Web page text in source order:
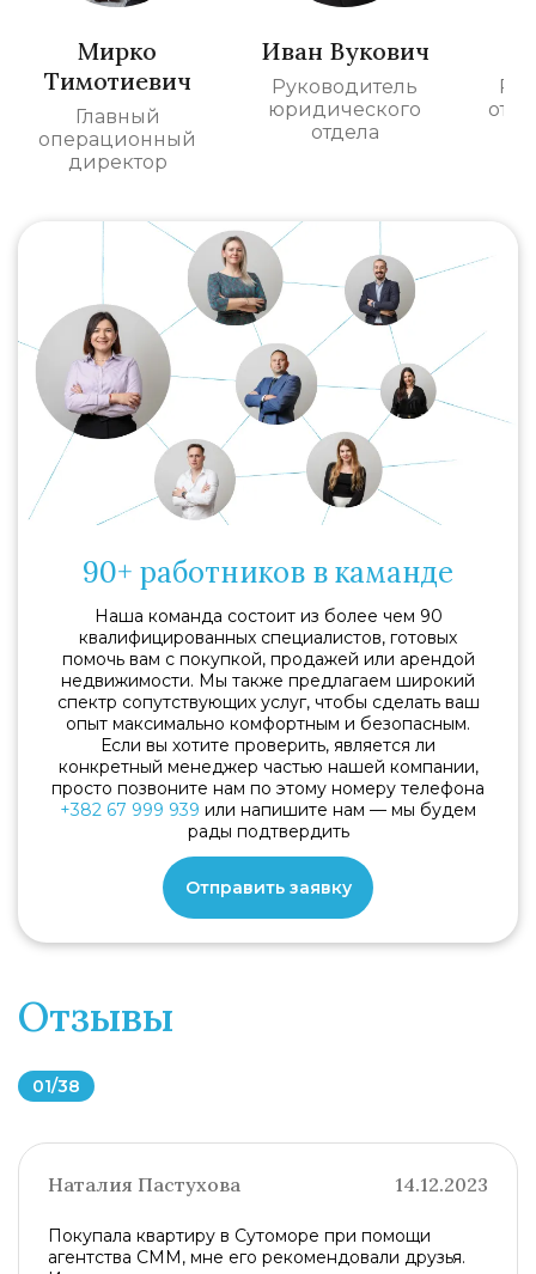
Мирко
Тимотиевич
Главный
операционный
директор
Иван Вукович
Руководитель
юридического
отдела
90+ работников в каманде
Наша команда состоит из более чем 90
квалифицированных специалистов, готовых
помочь вам с покупкой, продажей или арендой
недвижимости. Мы также предлагаем широкий
спектр сопутствующих услуг, чтобы сделать ваш
опыт максимально комфортным и безопасным.
Если вы хотите проверить, является ли
конкретный менеджер частью нашей компании,
просто позвоните нам по этому номеру телефона
+382 67 999 939 или напишите нам — мы будем
рады подтвердить
Отправить заявку
Отзывы
01/38
Наталия Пастухова 14.12.2023
Покупала квартиру в Сутоморе при помощи
агентства СММ, мне его рекомендовали друзья.